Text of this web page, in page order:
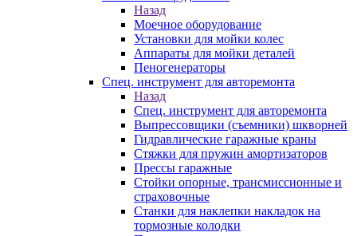
Назад
Моечное оборудование
Установки для мойки колес
Аппараты для мойки деталей
Пеногенераторы
Спец. инструмент для авторемонта
Назад
Спец. инструмент для авторемонта
Выпрессовщики (съемники) шкворней
Гидравлические гаражные краны
Стяжки для пружин амортизаторов
Прессы гаражные
Стойки опорные, трансмиссионные и
страховочные
Станки для наклепки накладок на
тормозные колодки